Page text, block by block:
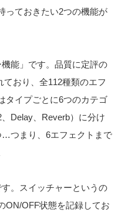
っておきたい2つの機能が
能」です。品質に定評の
おり、全112種類のエフ
タイプごとに6つのカテゴ
Delay、Reverb）に分け
…つまり、6エフェクトまで
。スイッチャーというの
ON/OFF状態を記録してお